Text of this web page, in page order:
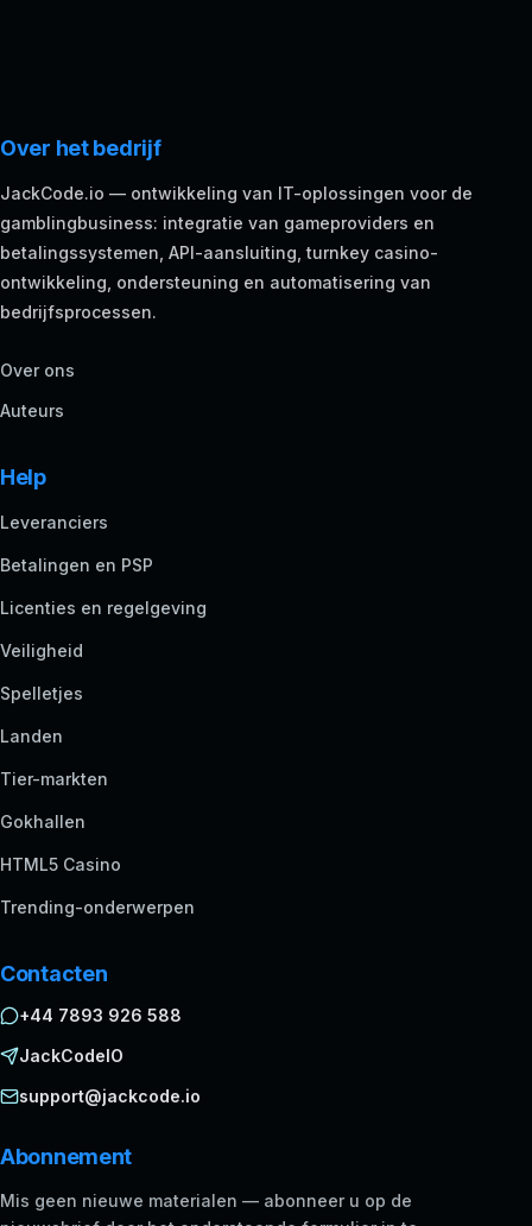
Over het bedrijf
JackCode.io — ontwikkeling van IT-oplossingen voor de
gamblingbusiness: integratie van gameproviders en
betalingssystemen, API-aansluiting, turnkey casino-
ontwikkeling, ondersteuning en automatisering van
bedrijfsprocessen.
Over ons
Auteurs
Help
Leveranciers
Betalingen en PSP
Licenties en regelgeving
Veiligheid
Spelletjes
Landen
Tier-markten
Gokhallen
HTML5 Casino
Trending-onderwerpen
Contacten
+44 7893 926 588
JackCodeIO
support@jackcode.io
Abonnement
Mis geen nieuwe materialen — abonneer u op de